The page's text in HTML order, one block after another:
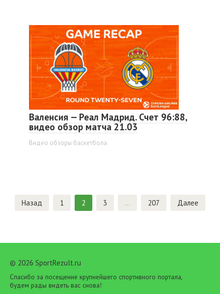
Валенсия — Реал Мадрид. Счет 96:88,
видео обзор матча 21.03
Видео обзоры баскетбола
Пагинация
записей
Назад 1 2 3 … 207 Далее
© 2026 SportRezult.ru
Спасибо за посещение крупнейшего спортивного портала,
будем рады видеть вас снова!